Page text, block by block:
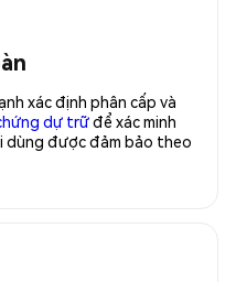
xác định phân cấp và
dự trữđể xác minh
dùng được đảm bảo theo